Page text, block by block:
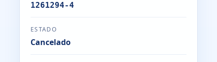
1261294-4
ESTADO
Cancelado